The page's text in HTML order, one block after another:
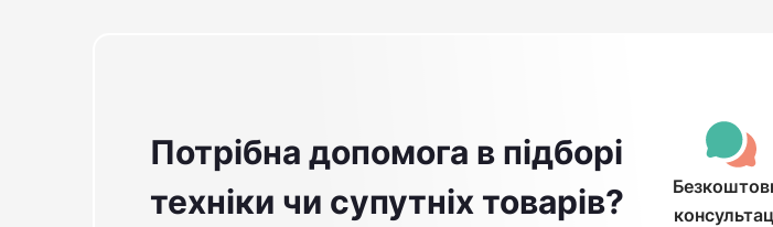
Потрібна допомога в підборі
техніки чи супутніх товарів?